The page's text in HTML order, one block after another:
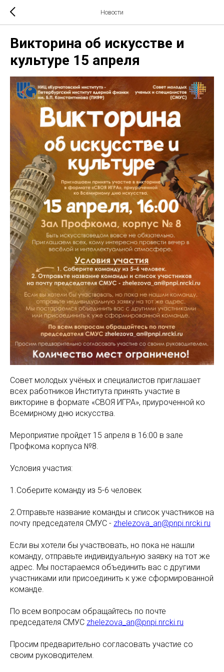
Новости
Викторина об искусстве и
культуре 15 апреля
Совет молодых учёных и специалистов приглашает
всех работников Института принять участие в
викторине в формате «СВОЯ ИГРА», приуроченной ко
Всемирному дню искусства.
Мероприятие пройдет 15 апреля в 16:00 в зале
Профкома корпуса №8.
Условия участия:
1.Соберите команду из 5-6 человек
2.Отправьте название команды и список участников на
почту председателя СМУС - zhelezova_an@pnpi.nrcki.ru
Если вы хотели бы участвовать, но пока не нашли
команду, отправьте индивидуальную заявку на тот же
адрес. Мы постараемся объединить вас с другими
участниками или присоединить к уже сформированной
команде.
По всем вопросам обращайтесь по почте
председателя СМУС zhelezova_an@pnpi.nrcki.ru
Просим предварительно согласовать участие со
своим руководителем.